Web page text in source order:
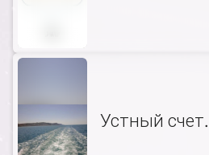
Устный счет.